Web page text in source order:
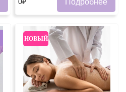
0₽
НОВЫЙ